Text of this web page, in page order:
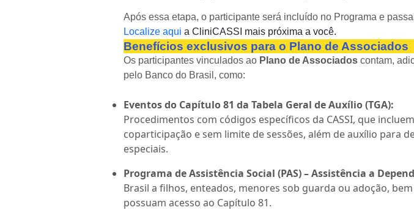
Após essa etapa, o participante será incluído no Programa e
Localize aqui a CliniCASSI mais próxima a você.
Benefícios exclusivos para o Plano de Associados
Os participantes vinculados ao Plano de Associadoscontam,
pelo Banco do Brasil, como:
Eventos do Capítulo 81 da Tabela Geral de Auxílio (TGA):
Procedimentos com códigos específicos da CASSI, que
coparticipação e sem limite de sessões, além de auxílio para
especiais.
Programa de Assistência Social (PAS) – Assistência a
Brasil a filhos, enteados, menores sob guarda ou adoção,
possuam acesso ao Capítulo 81.